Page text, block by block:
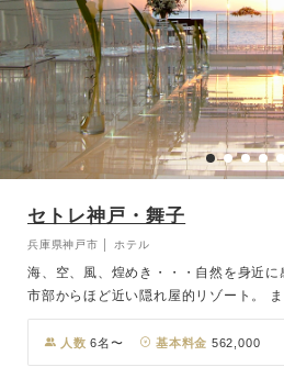
セトレ神戸・舞子
兵庫県神戸市 │ ホテル
海、空、風、煌めき・・・自然を身近
市部からほど近い隠れ屋的リゾート。
いるように見えるチャペルは2006年度
め、国内外で数多くの賞を受賞した、
人数 6名〜 基本料金 562,000